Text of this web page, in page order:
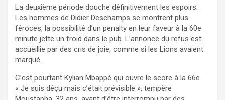
La deuxième période douche définitivement les espoirs.
Les hommes de Didier Deschamps se montrent plus
féroces, la possibilité d’un penalty en leur faveur à la 60e
minute jette un froid dans le pub. L’annonce du refus est
accueillie par des cris de joie, comme si les Lions avaient
marqué.
C’est pourtant Kylian Mbappé qui ouvre le score à la 66e.
« Je suis déçu mais c’était prévisible », tempère